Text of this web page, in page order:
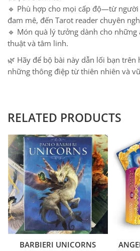
🔹 Phù hợp cho mọi cấp độ—từ
đam mê, đến Tarot reader chuyên
🔹 Món quà lý tưởng dành cho những
thuật và tâm linh.
🌿 Hãy để bộ bài này dẫn lối bạn
những thông điệp từ thiên nhiên và
RELATED PRODUCTS
BARBIERI UNICORNS